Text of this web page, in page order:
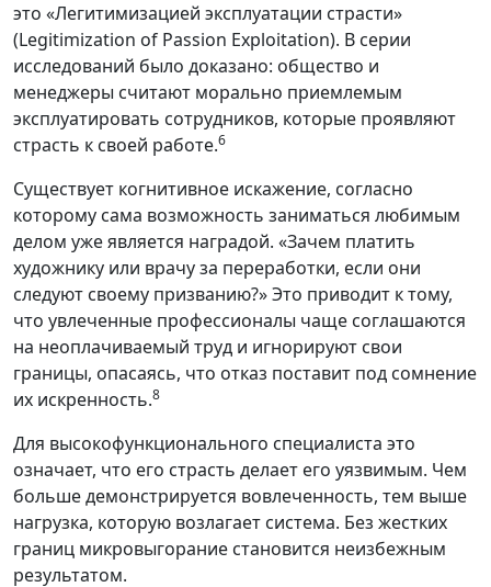
это «Легитимизацией эксплуатации страсти»
(Legitimization of Passion Exploitation). В серии
исследований было доказано: общество и
менеджеры считают морально приемлемым
эксплуатировать сотрудников, которые проявляют
страсть к своей работе.6
Существует когнитивное искажение, согласно
которому сама возможность заниматься любимым
делом уже является наградой. «Зачем платить
художнику или врачу за переработки, если они
следуют своему призванию?» Это приводит к тому,
что увлеченные профессионалы чаще соглашаются
на неоплачиваемый труд и игнорируют свои
границы, опасаясь, что отказ поставит под сомнение
их искренность.8
Для высокофункционального специалиста это
означает, что его страсть делает его уязвимым. Чем
больше демонстрируется вовлеченность, тем выше
нагрузка, которую возлагает система. Без жестких
границ микровыгорание становится неизбежным
результатом.